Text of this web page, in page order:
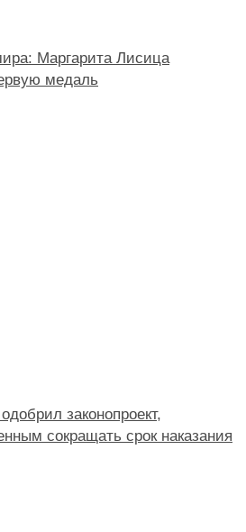
Маргарита Лисица
медаль
законопроект,
сокращать срок наказания